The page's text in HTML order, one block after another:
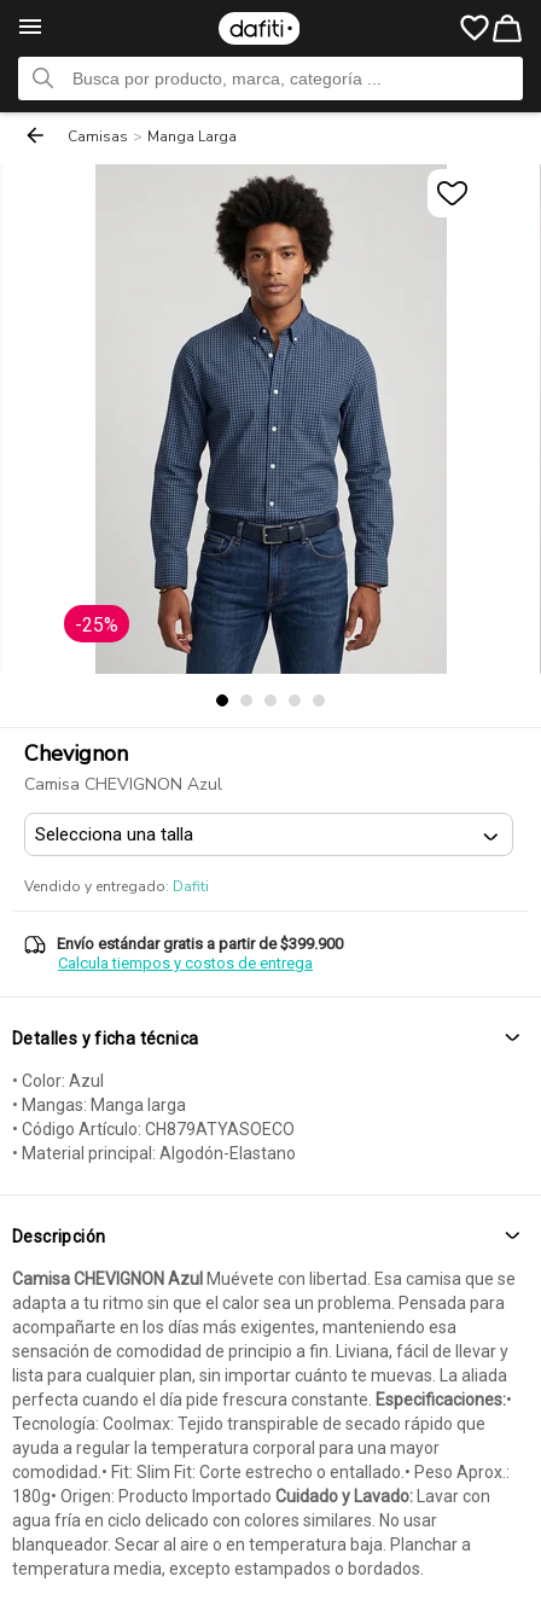
Camisas > Manga Larga
-25%
Chevignon
Camisa CHEVIGNON Azul
Vendido y entregado: Dafiti
Envío estándar gratis a partir de $399.900
Calcula tiempos y costos de entrega
Detalles y ficha técnica
• Color: Azul
• Mangas: Manga larga
• Código Artículo: CH879ATYASOECO
• Material principal: Algodón-Elastano
Descripción
Camisa CHEVIGNON Azul Muévete con libertad. Esa camisa que se
adapta a tu ritmo sin que el calor sea un problema. Pensada para
acompañarte en los días más exigentes, manteniendo esa
sensación de comodidad de principio a fin. Liviana, fácil de llevar y
lista para cualquier plan, sin importar cuánto te muevas. La aliada
perfecta cuando el día pide frescura constante. Especificaciones:•
Tecnología: Coolmax: Tejido transpirable de secado rápido que
ayuda a regular la temperatura corporal para una mayor
comodidad.• Fit: Slim Fit: Corte estrecho o entallado.• Peso Aprox.:
180g• Origen: Producto Importado Cuidado y Lavado: Lavar con
agua fría en ciclo delicado con colores similares. No usar
blanqueador. Secar al aire o en temperatura baja. Planchar a
temperatura media, excepto estampados o bordados.